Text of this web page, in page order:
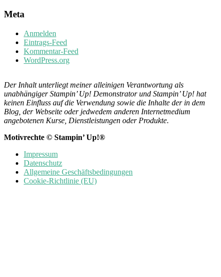
Meta
Anmelden
Eintrags-Feed
Kommentar-Feed
WordPress.org
Der Inhalt unterliegt meiner alleinigen Verantwortung als
unabhängiger Stampin’ Up! Demonstrator und Stampin’ Up! hat
keinen Einfluss auf die Verwendung sowie die Inhalte der in dem
Blog, der Webseite oder jedwedem anderen Internetmedium
angebotenen Kurse, Dienstleistungen oder Produkte.
Motivrechte © Stampin’ Up!®
Impressum
Datenschutz
Allgemeine Geschäftsbedingungen
Cookie-Richtlinie (EU)